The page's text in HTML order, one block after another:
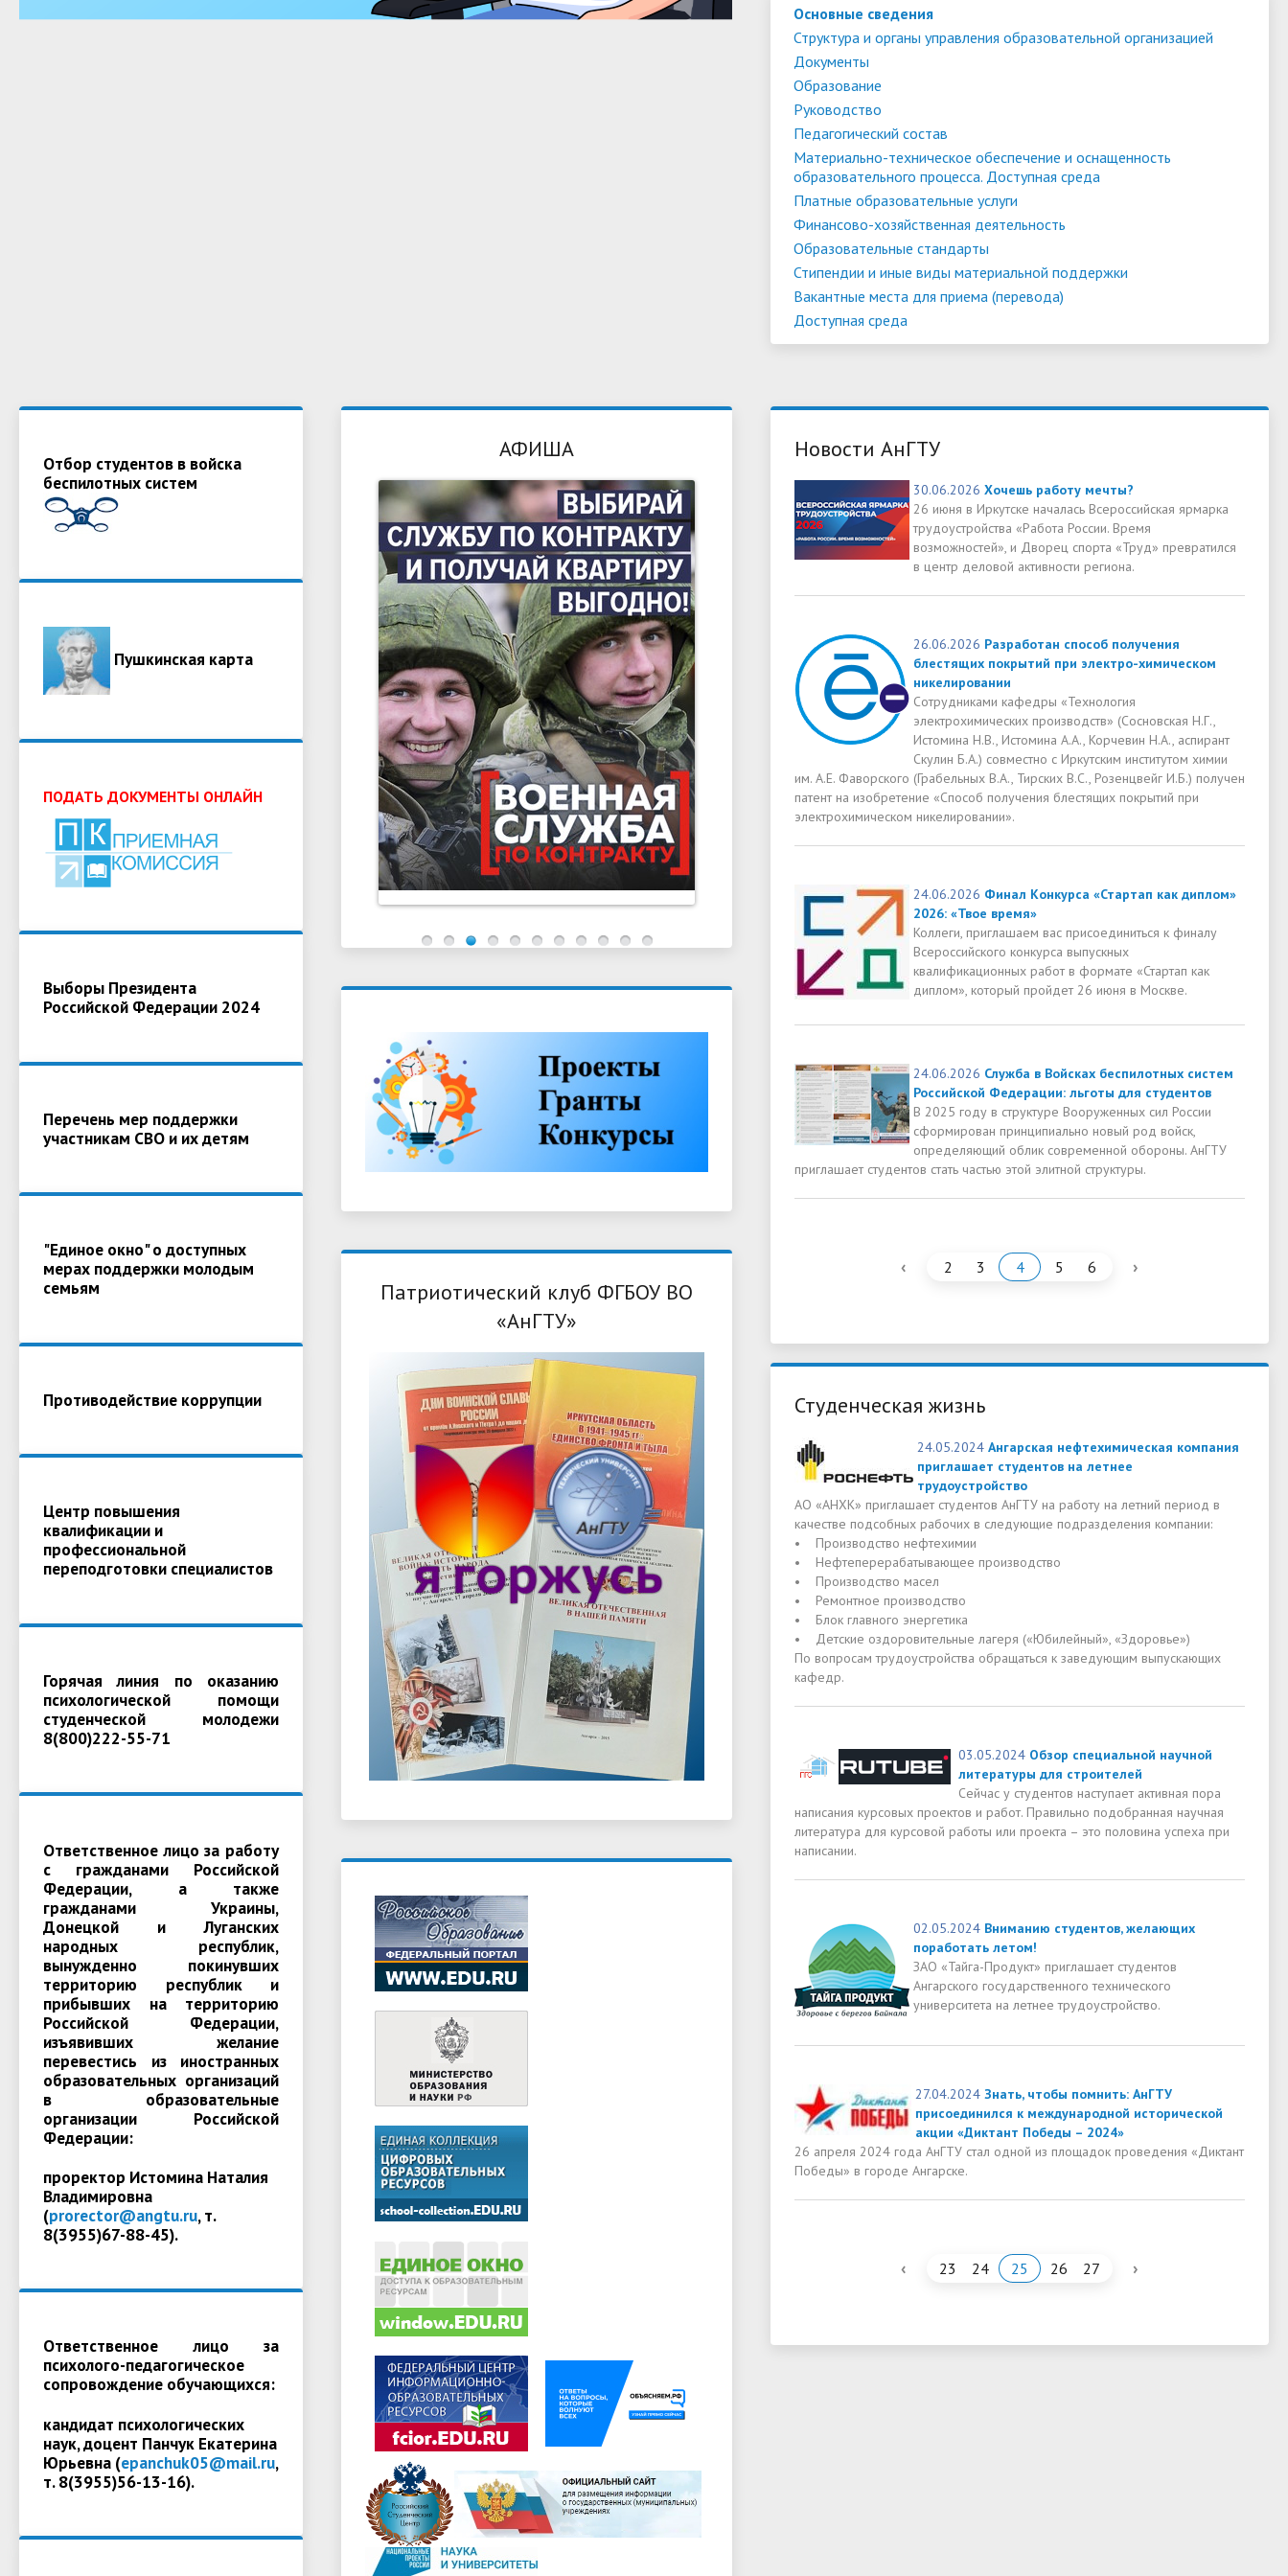
Основные сведения
Структура и органы управления образовательной организацией
Документы
Образование
Руководство
Педагогический состав
Материально-техническое обеспечение и оснащенность
образовательного процесса. Доступная среда
Платные образовательные услуги
Финансово-хозяйственная деятельность
Образовательные стандарты
Стипендии и иные виды материальной поддержки
Вакантные места для приема (перевода)
Доступная среда
Отбор студентов в войска
беспилотных систем
Пушкинская карта
ПОДАТЬ ДОКУМЕНТЫ ОНЛАЙН
Выборы Президента
Российской Федерации 2024
Перечень мер поддержки
участникам СВО и их детям
"Единое окно" о доступных
мерах поддержки молодым
семьям
Противодействие коррупции
Центр повышения
квалификации и
профессиональной
переподготовки специалистов
Горячая линия по оказанию
психологической помощи
студенческой молодежи
8(800)222-55-71
Ответственное лицо за работу
с гражданами Российской
Федерации, а также
гражданами Украины,
Донецкой и Луганских
народных республик,
вынужденно покинувших
территорию республик и
прибывших на территорию
Российской Федерации,
изъявивших желание
перевестись из иностранных
образовательных организаций
в образовательные
организации Российской
Федерации:
проректор Истомина Наталия
Владимировна
(prorector@angtu.ru, т.
8(3955)67-88-45).
Ответственное лицо за
психолого-педагогическое
сопровождение обучающихся:
кандидат психологических
наук, доцент Панчук Екатерина
Юрьевна (epanchuk05@mail.ru,
т. 8(3955)56-13-16).
АФИША
Патриотический клуб ФГБОУ ВО
«АнГТУ»
Новости АнГТУ
30.06.2026 Хочешь работу мечты?
26 июня в Иркутске началась Всероссийская ярмарка
трудоустройства «Работа России. Время
возможностей», и Дворец спорта «Труд» превратился
в центр деловой активности региона.
26.06.2026 Разработан способ получения
блестящих покрытий при электро-химическом
никелировании
Сотрудниками кафедры «Технология
электрохимических производств» (Сосновская Н.Г.,
Истомина Н.В., Истомина А.А., Корчевин Н.А., аспирант
Скулин Б.А.) совместно с Иркутским институтом химии
им. А.Е. Фаворского (Грабельных В.А., Тирских В.С., Розенцвейг И.Б.) получен
патент на изобретение «Способ получения блестящих покрытий при
электрохимическом никелировании».
24.06.2026 Финал Конкурса «Стартап как диплом»
2026: «Твое время»
Коллеги, приглашаем вас присоединиться к финалу
Всероссийского конкурса выпускных
квалификационных работ в формате «Стартап как
диплом», который пройдет 26 июня в Москве.
24.06.2026 Служба в Войсках беспилотных систем
Российской Федерации: льготы для студентов
В 2025 году в структуре Вооруженных сил России
сформирован принципиально новый род войск,
определяющий облик современной обороны. АнГТУ
приглашает студентов стать частью этой элитной структуры.
‹ 2 3 4 5 6 ›
Студенческая жизнь
24.05.2024 Ангарская нефтехимическая компания
приглашает студентов на летнее
трудоустройство
АО «АНХК» приглашает студентов АнГТУ на работу на летний период в
качестве подсобных рабочих в следующие подразделения компании:
• Производство нефтехимии
• Нефтеперерабатывающее производство
• Производство масел
• Ремонтное производство
• Блок главного энергетика
• Детские оздоровительные лагеря («Юбилейный», «Здоровье»)
По вопросам трудоустройства обращаться к заведующим выпускающих
кафедр.
03.05.2024 Обзор специальной научной
литературы для строителей
Сейчас у студентов наступает активная пора
написания курсовых проектов и работ. Правильно подобранная научная
литература для курсовой работы или проекта – это половина успеха при
написании.
02.05.2024 Вниманию студентов, желающих
поработать летом!
ЗАО «Тайга-Продукт» приглашает студентов
Ангарского государственного технического
университета на летнее трудоустройство.
27.04.2024 Знать, чтобы помнить: АнГТУ
присоединился к международной исторической
акции «Диктант Победы – 2024»
26 апреля 2024 года АнГТУ стал одной из площадок проведения «Диктант
Победы» в городе Ангарске.
‹ 23 24 25 26 27 ›